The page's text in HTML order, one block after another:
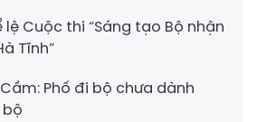
lệ Cuộc thi “Sáng tạo Bộ nhận
Tĩnh”
Phố đi bộ chưa dành